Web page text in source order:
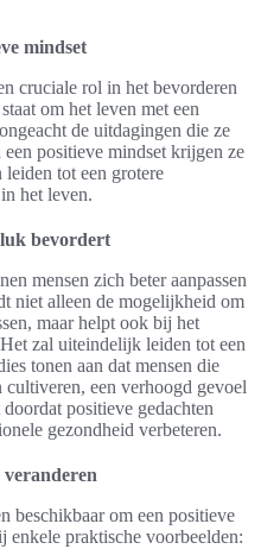
mindset
cruciale rol in het bevorderen
om het leven met een
de uitdagingen die ze
positieve mindset krijgen ze
tot een grotere
het leven.
bevordert
mensen zich beter aanpassen
niet alleen de mogelijkheid om
maar helpt ook bij het
zal uiteindelijk leiden tot een
tonen aan dat mensen die
een verhoogd gevoel
positieve gedachten
gezondheid verbeteren.
veranderen
beschikbaar om een positieve
praktische voorbeelden: